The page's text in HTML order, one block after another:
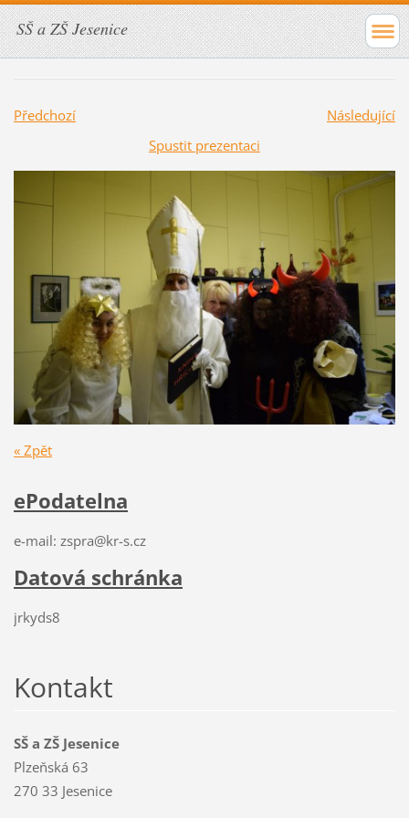
SŠ a ZŠ Jesenice
Předchozí
Následující
Spustit prezentaci
« Zpět
ePodatelna
e-mail: zspra@kr-s.cz
Datová schránka
jrkyds8
Kontakt
SŠ a ZŠ Jesenice
Plzeňská 63
270 33 Jesenice